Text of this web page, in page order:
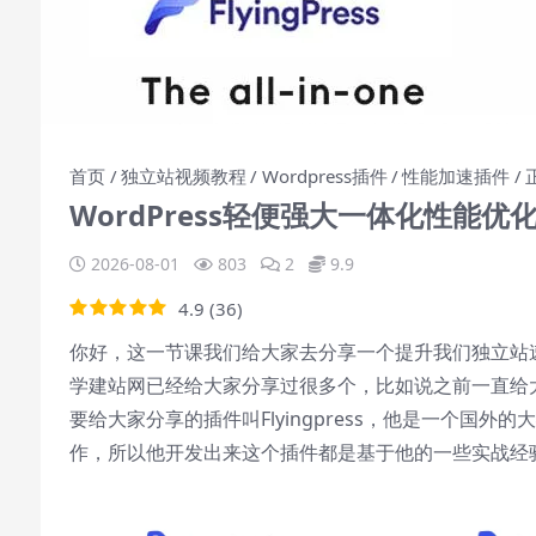
首页 独立站视频教程 Wordpress插件 性能加速插件
WordPress轻便强大一体化性能优
2026-08-01 803 2 9.9
4.9 (36)
你好，这一节课我们给大家去分享一个提升我们独立
学建站网已经给大家分享过很多个，比如说之前一直
要给大家分享的插件叫Flyingpress，他是一个国外的
作，所以他开发出来这个插件都是基于他的一些实战经